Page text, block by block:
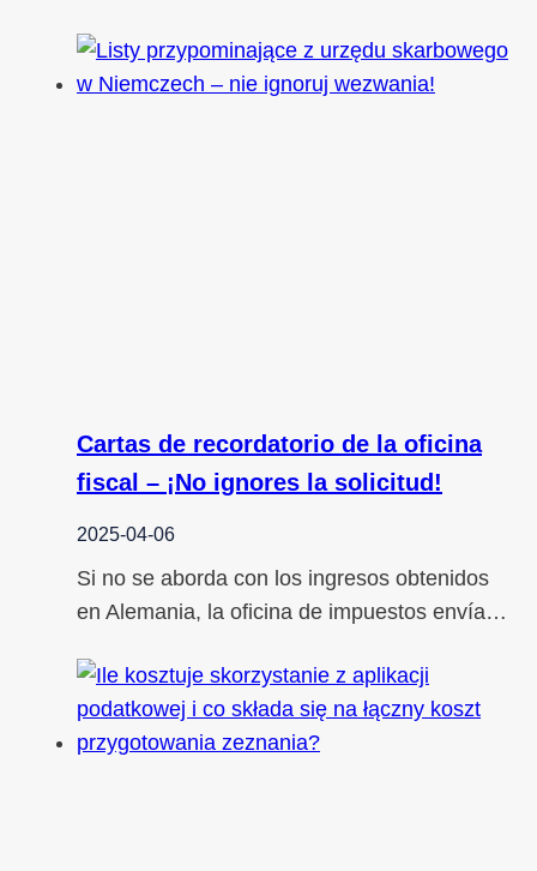
Cartas de recordatorio de la oficina
fiscal – ¡No ignores la solicitud!
2025-04-06
Si no se aborda con los ingresos obtenidos
en Alemania, la oficina de impuestos envía…